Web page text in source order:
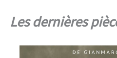
Les dernières